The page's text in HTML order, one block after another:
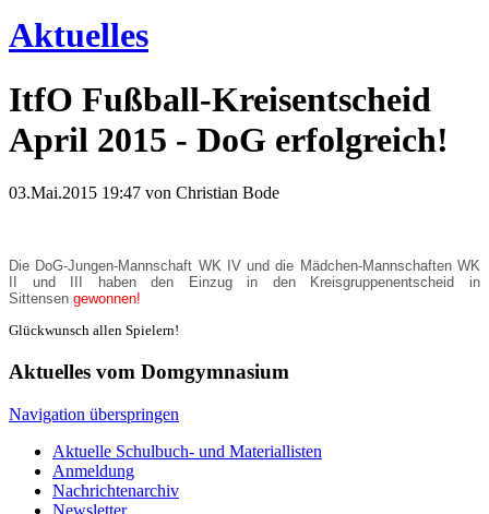
Aktuelles
ItfO Fußball-Kreisentscheid
April 2015 - DoG erfolgreich!
03.Mai.2015 19:47 von Christian Bode
Die DoG-Jungen-Mannschaft WK IV und die Mädchen-Mannschaften WK
II und III haben den Einzug in den Kreisgruppenentscheid in
Sittensen gewonnen!
Glückwunsch allen Spielern!
Aktuelles vom Domgymnasium
Navigation überspringen
Aktuelle Schulbuch- und Materiallisten
Anmeldung
Nachrichtenarchiv
Newsletter